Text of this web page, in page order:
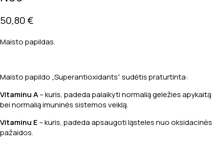
50,80€
Maisto papildas.
Maisto papildo „Superantioxidants” sudėtis praturtinta:
Vitaminu A– kuris, padeda palaikyti normalią geležies apykaitą
bei normalią imuninės sistemos veiklą.
Vitaminu E – kuris, padeda apsaugoti ląsteles nuo oksidacinės
pažaidos.